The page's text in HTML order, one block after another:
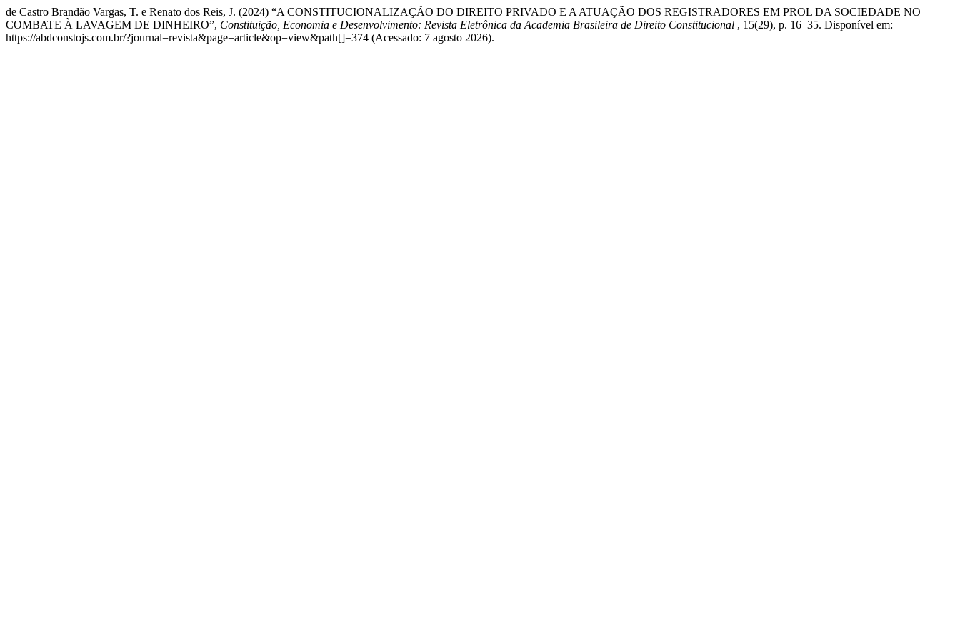
de Castro Brandão Vargas, T. e Renato dos Reis, J. (2024) “A CONSTITUCIONALIZAÇÃO DO DIREITO PRIVADO E A ATUAÇÃO DOS REGISTRADORES EM PROL DA SOCIEDADE NO
COMBATE À LAVAGEM DE DINHEIRO”, Constituição, Economia e Desenvolvimento: Revista Eletrônica da Academia Brasileira de Direito Constitucional , 15(29), p. 16–35. Disponível em:
https://abdconstojs.com.br/?journal=revista&page=article&op=view&path[]=374 (Acessado: 7 agosto 2026).